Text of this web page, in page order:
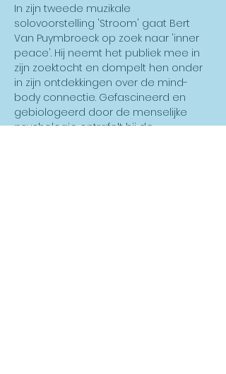
In zijn tweede muzikale
solovoorstelling 'Stroom' gaat Bert
Van Puymbroeck op zoek naar 'inner
peace'. Hij neemt het publiek mee in
zijn zoektocht en dompelt hen onder
in zijn ontdekkingen over de mind-
body connectie. Gefascineerd en
gebiologeerd door de menselijke
psychologie ontrafelt hij de